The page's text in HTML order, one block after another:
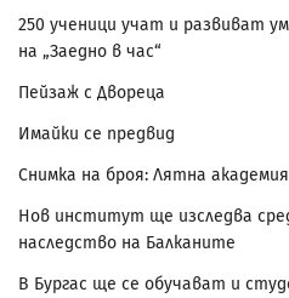
250 ученици учат и развиват
на „Заедно в час“
Пейзаж с Двореца
Имайки се предвид
Снимка на броя: Лятна
Нов институт ще изследва
наследство на Балканите
В Бургас ще се обучават и